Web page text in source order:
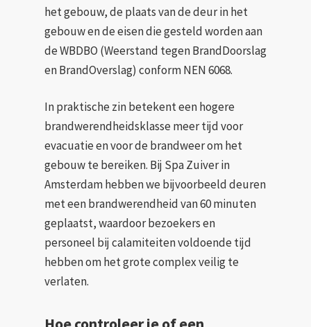
het gebouw, de plaats van de deur in het
gebouw en de eisen die gesteld worden aan
de WBDBO (Weerstand tegen BrandDoorslag
en BrandOverslag) conform NEN 6068.
In praktische zin betekent een hogere
brandwerendheidsklasse meer tijd voor
evacuatie en voor de brandweer om het
gebouw te bereiken. Bij Spa Zuiver in
Amsterdam hebben we bijvoorbeeld deuren
met een brandwerendheid van 60 minuten
geplaatst, waardoor bezoekers en
personeel bij calamiteiten voldoende tijd
hebben om het grote complex veilig te
verlaten.